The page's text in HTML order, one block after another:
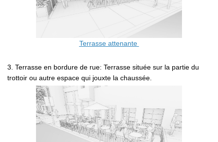
Terrasse attenante
3. Terrasse en bordure de rue: Terrasse située sur la partie du
trottoir ou autre espace qui jouxte la chaussée.